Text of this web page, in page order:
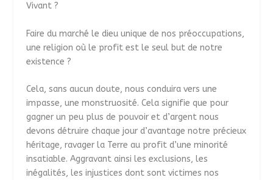
Vivant ?
Faire du marché le dieu unique de nos préoccupations,
une religion où le profit est le seul but de notre
existence ?
Cela, sans aucun doute, nous conduira vers une
impasse, une monstruosité. Cela signifie que pour
gagner un peu plus de pouvoir et d’argent nous
devons détruire chaque jour d’avantage notre précieux
héritage, ravager la Terre au profit d’une minorité
insatiable. Aggravant ainsi les exclusions, les
inégalités, les injustices dont sont victimes nos